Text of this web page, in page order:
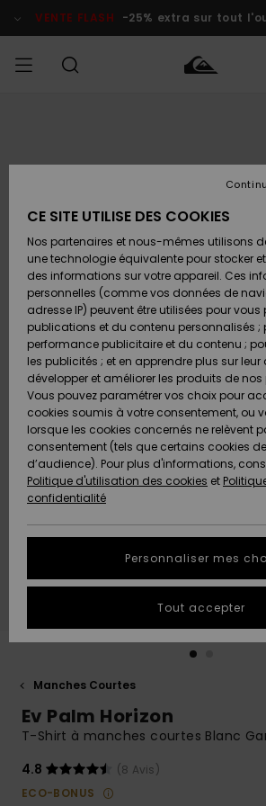
l'information
le
VENTE FLASH -25% extra sur tout
Accessoires
Chaussures
& Tongs
Surf
Snow
Nouveautés
A
Découvrir
Accessoires
Chaussures
& Tongs
Surf
Snow
Nouveautés
A
Découvrir
FEMME
Nouveautés
A
Découvrir
Snow
SURF
Enfant
Highlights
Communauté
SNOW
Snow
Shop
Enfant
Snow
Shop
Femme
A
Découvrir
Communauté
VENTE
FLASH
Enfant
Outlet
Femme
Préférences
Langue Et
Région
Nederlands
AIDE &
CONTACT
Retours
Paiement
Carte
Cadeau
Quiksilver
Freedom
Protection
des données
Démarrez
pour obtenir
question.
Démarrer
conversation
COLLECTION
CARTE
CADEAU
LISTE DE
SOUHAITS
Manches Courtes
Ev Palm Horizon
T-Shirt à manches courtes Blanc
4.8
(8 Avis)
ECO-BONUS
CE SITE UTILISE DES COOKIES
Nos partenaires et nous-mêmes utilisons
une technologie équivalente pour stocker
des informations sur votre appareil. Ces
personnelles (comme vos données de
adresse IP) peuvent être utilisées pour vous
publications et du contenu personnalisés ;
performance publicitaire et du contenu ;
les publicités ; et en apprendre plus sur
développer et améliorer les produits de nos
Vous pouvez paramétrer vos choix pour
cookies soumis à votre consentement, ou
lorsque les cookies concernés ne relèvent
consentement (tels que certains cookies
d’audience). Pour plus d'informations,
Politique d'utilisation des cookies et
confidentialité
Personnaliser mes
Tout accepter